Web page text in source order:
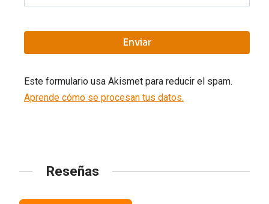
Este formulario usa Akismet para reducir el spam.
Aprende cómo se procesan tus datos.
Reseñas